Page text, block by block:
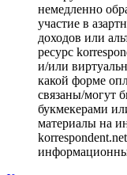
немедленно
участие в
доходов или
ресурс
и/или
какой форме
связаны/могут
букмекерами
материалы на